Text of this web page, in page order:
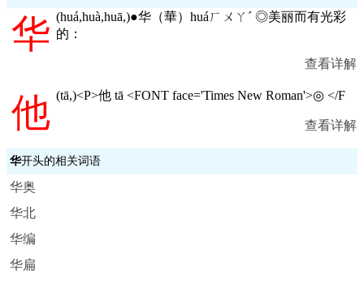
华 (huá,huà,huā,)●华（華）huáㄏㄨㄚˊ ◎美丽而有光彩
的：
查看详解
他 (tā,)<P>他 tā <FONT face='Times New Roman'>◎ </F
查看详解
华开头的相关词语
华奥
华北
华编
华扁